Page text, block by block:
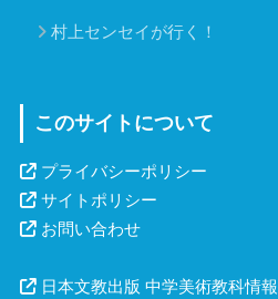
村上センセイが行く！
このサイトについて
プライバシーポリシー
サイトポリシー
お問い合わせ
日本文教出版 中学美術教科情報